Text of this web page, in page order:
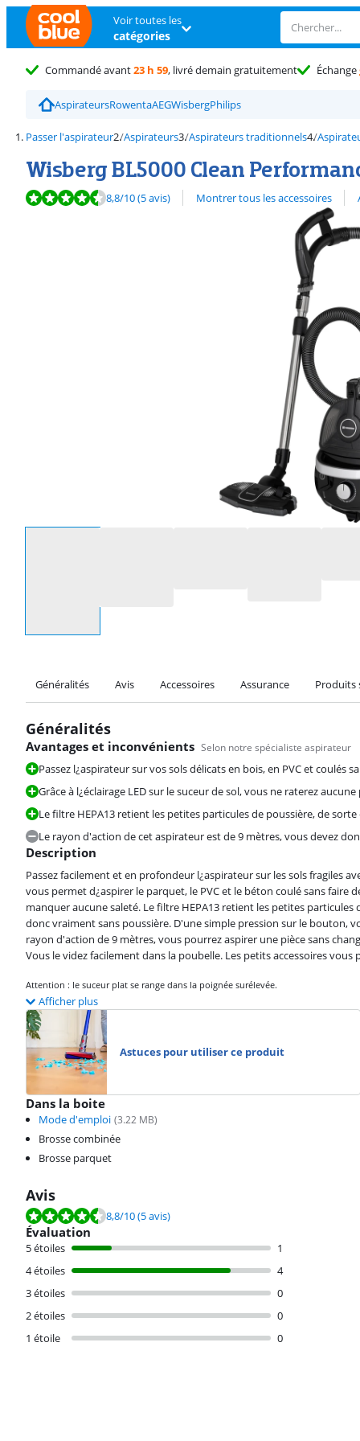
Voir toutes les
catégories
Commandé avant23 h 59, livré demain gratuitement Échange
AspirateursRowentaAEGWisbergPhilips
Passer l'aspirateur Aspirateurs Aspirateurs traditionnels
Wisberg BL5000 Clean
La note est de 8,8 sur 10, basée sur 5 avis.
8,8/10(5 avis) Montrer tous les accessoires
Découvrez l'ensemble des
Généralités Avis Accessoires Assurance Produits
Généralités
Avantages et inconvénients Selon notre spécialiste aspirateur
Passez l¿aspirateur sur vos sols délicats en bois, en PVC et coulés
Grâce à l¿éclairage LED sur le suceur de sol, vous ne raterez
Le filtre HEPA13 retient les petites particules de poussière, de
Le rayon d'action de cet aspirateur est de 9 mètres, vous devez
Description
Passez facilement et en profondeur l¿aspirateur sur les sols fragiles
vous permet d¿aspirer le parquet, le PVC et le béton coulé sans faire
manquer aucune saleté. Le filtre HEPA13 retient les petites
donc vraiment sans poussière. D'une simple pression sur le bouton,
rayon d'action de 9 mètres, vous pourrez aspirer une pièce sans
Vous le videz facilement dans la poubelle. Les petits accessoires
Attention : le suceur plat se range dans la poignée surélevée.
Afficher plus
Astuces pour utiliser ce produit
Dans la boite
Mode d'emploi (3.22 MB)
Brosse combinée
Brosse parquet
Avis
La note est de 8,8 sur 10, basée sur 5 avis.
8,8/10(5 avis)
Évaluation
5 étoiles
1
4 étoiles
4
3 étoiles
0
2 étoiles
0
1 étoile
0